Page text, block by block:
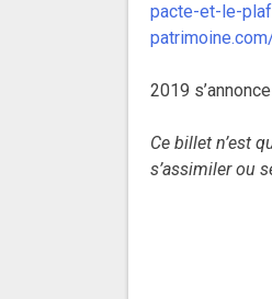
pacte-et-le-
2019
Ce billet n’est
s’assimiler ou